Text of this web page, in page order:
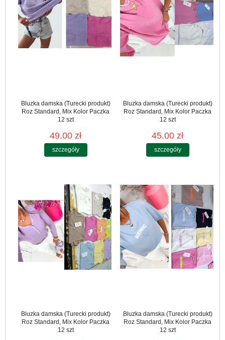
Bluzka damska (Turecki produkt)
Roz Standard, Mix Kolor Paczka
12 szt
49.00 zł
szczegóły
Bluzka damska (Turecki produkt)
Roz Standard, Mix Kolor Paczka
12 szt
45.00 zł
szczegóły
Bluzka damska (Turecki produkt)
Roz Standard, Mix Kolor Paczka
12 szt
Bluzka damska (Turecki produkt)
Roz Standard, Mix Kolor Paczka
12 szt